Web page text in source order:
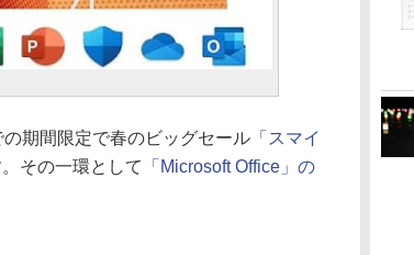
期間限定で春のビッグセール 「スマイ
その一環として
「Microsoft Office」の